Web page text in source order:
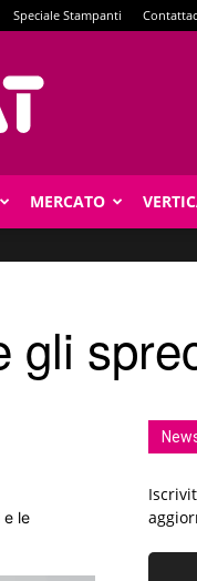
Speciale Stampanti
MERCATO
gli
e le